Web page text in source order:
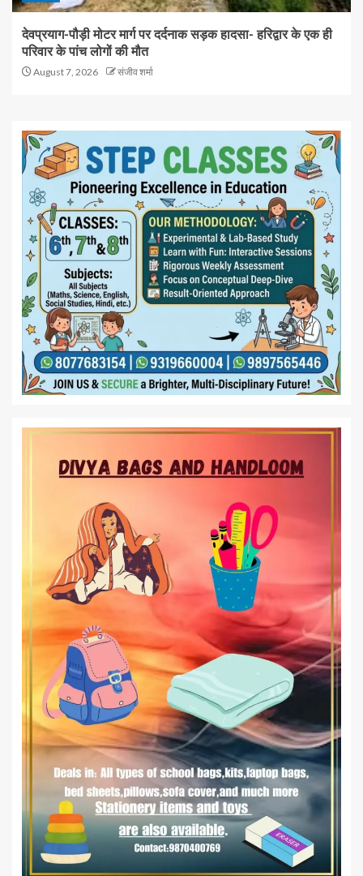
देवप्रयाग-पौड़ी मोटर मार्ग पर दर्दनाक सड़क हादसा- हरिद्वार के एक ही
परिवार के पांच लोगों की मौत
August 7, 2026 संजीव शर्मा